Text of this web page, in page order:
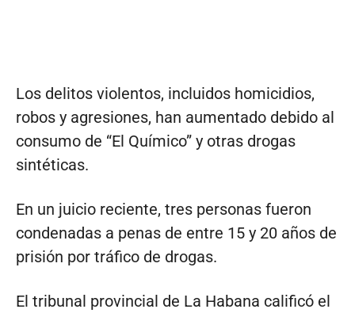
Los delitos violentos, incluidos homicidios,
robos y agresiones, han aumentado debido al
consumo de “El Químico” y otras drogas
sintéticas.
En un juicio reciente, tres personas fueron
condenadas a penas de entre 15 y 20 años de
prisión por tráfico de drogas.
El tribunal provincial de La Habana calificó el